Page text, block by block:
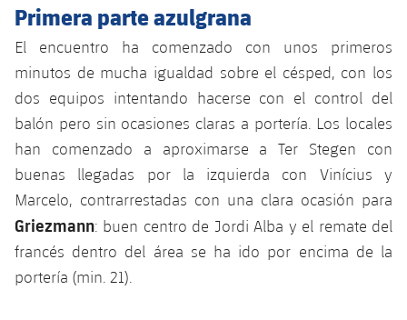
Barça Cafe
Ciutat Esportiva
La Masia
plusicon
más
Servicios
Servicios Médicos
Accesibilidad
plusicon
más
Acreditaciones
Instalaciones
SUB10 B
SUB9 B
SUB8 A
SUB8 B
Fotos
Historia
Palmarés
Infantil B
Mini
Resultados
Clasificaciones
Jugadores
Fotos
Historia
Palmarés
Resultados
Clasificaciones
Fotos
Juvenil
Cadete A
Cadete B
Infantil A
Infantil B
PLUSICON
MÁS
Primer equipo
plusicon
más
Actualidad
Calendario
Entradas
Clasificaciones
Barça Atlètic
plusicon
Actualidad
Calendario
Resultados
Jugadores
Base
plusicon
más
Actualidad
Juvenil
Campus Verano
PLUSICON
MÁS
Primera parte azulgrana
El encuentro ha comenzado con unos primeros
minutos de mucha igualdad sobre el césped, con los
dos equipos intentando hacerse con el control del
balón pero sin ocasiones claras a portería. Los locales
han comenzado a aproximarse a Ter Stegen con
buenas llegadas por la izquierda con Vinícius y
Marcelo, contrarrestadas con una clara ocasión para
Griezmann: buen centro de Jordi Alba y el remate del
francés dentro del área se ha ido por encima de la
portería (min. 21).